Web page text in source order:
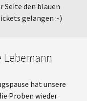
Seite den blauen
gelangen :-)
Lebemann
hat unsere
Proben wieder